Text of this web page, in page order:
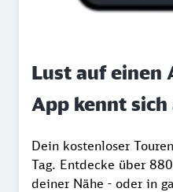
Lust auf einen
App kennt sich
Dein kostenloser
Tag. Entdecke über
deiner Nähe - oder in